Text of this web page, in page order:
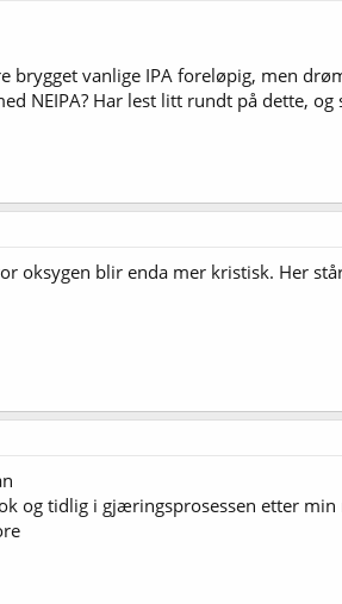
brygget vanlige IPA foreløpig, men
NEIPA? Har lest litt rundt på dette,
oksygen blir enda mer kristisk. Her
og tidlig i gjæringsprosessen etter min